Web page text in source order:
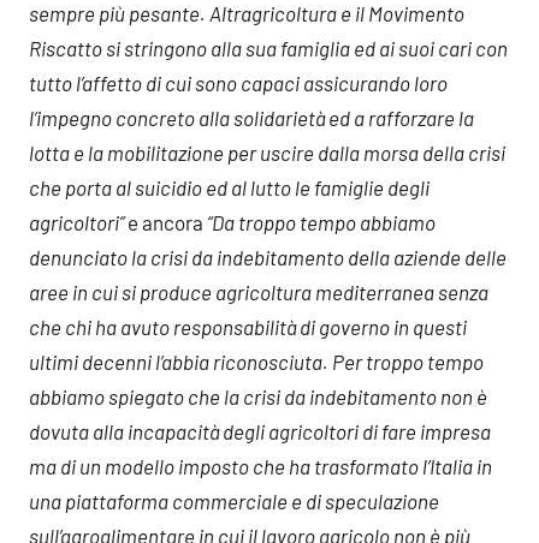
sempre più pesante. Altragricoltura e il Movimento
Riscatto si stringono alla sua famiglia ed ai suoi cari con
tutto l’affetto di cui sono capaci assicurando loro
l’impegno concreto alla solidarietà ed a rafforzare la
lotta e la mobilitazione per uscire dalla morsa della crisi
che porta al suicidio ed al lutto le famiglie degli
agricoltori”e ancora “Da troppo tempo abbiamo
denunciato la crisi da indebitamento della aziende delle
aree in cui si produce agricoltura mediterranea senza
che chi ha avuto responsabilità di governo in questi
ultimi decenni l’abbia riconosciuta. Per troppo tempo
abbiamo spiegato che la crisi da indebitamento non è
dovuta alla incapacità degli agricoltori di fare impresa
ma di un modello imposto che ha trasformato l’Italia in
una piattaforma commerciale e di speculazione
sull’agroalimentare in cui il lavoro agricolo non è più